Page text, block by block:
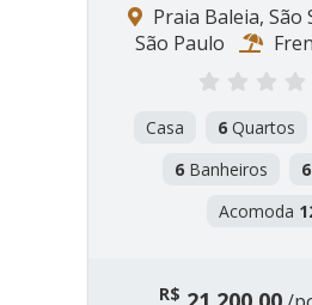
Praia Baleia, São
São Paulo
Casa 6 Quartos
6Banheiros 6
Acomoda
R$